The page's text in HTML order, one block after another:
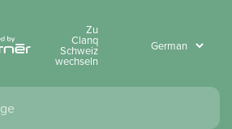
Zu
Clanq
Schweiz
wechseln